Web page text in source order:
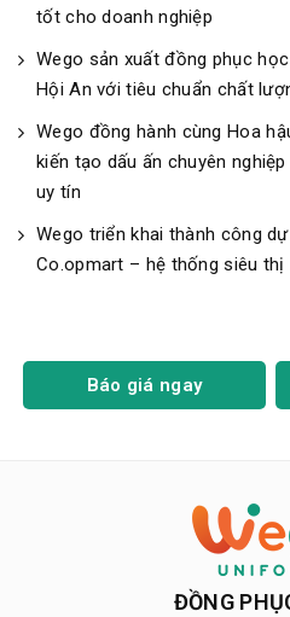
tốt cho doanh nghiệp
Wego sản xuất đồng phục
Hội An với tiêu chuẩn chất
Wego đồng hành cùng Hoa
kiến tạo dấu ấn chuyên
uy tín
Wego triển khai thành công
Co.opmart – hệ thống siêu thị
Báo giá ngay
ĐỒNG